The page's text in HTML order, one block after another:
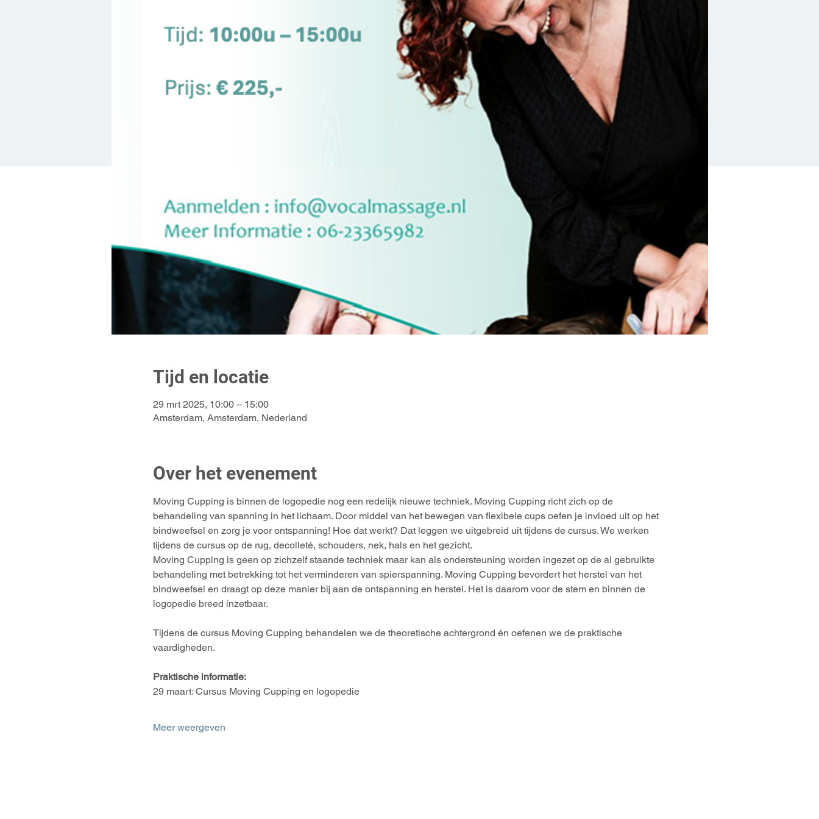
Tijd en locatie
29 mrt 2025, 10:00 – 15:00
Amsterdam, Amsterdam, Nederland
Over het evenement
Moving Cupping is binnen de logopedie nog een redelijk nieuwe techniek. Moving Cupping richt zich op de
behandeling van spanning in het lichaam. Door middel van het bewegen van flexibele cups oefen je invloed uit op het
bindweefsel en zorg je voor ontspanning! Hoe dat werkt? Dat leggen we uitgebreid uit tijdens de cursus. We werken
tijdens de cursus op de rug, decolleté, schouders, nek, hals en het gezicht.
Moving Cupping is geen op zichzelf staande techniek maar kan als ondersteuning worden ingezet op de al gebruikte
behandeling met betrekking tot het verminderen van spierspanning. Moving Cupping bevordert het herstel van het
bindweefsel en draagt op deze manier bij aan de ontspanning en herstel. Het is daarom voor de stem en binnen de
logopedie breed inzetbaar.
Tijdens de cursus Moving Cupping behandelen we de theoretische achtergrond én oefenen we de praktische
vaardigheden.
Praktische informatie:
29 maart: Cursus Moving Cupping en logopedie
Meer weergeven